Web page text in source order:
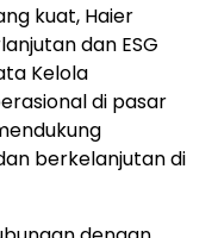
kuat, Haier
dan ESG
Kelola
di pasar
berkelanjutan di